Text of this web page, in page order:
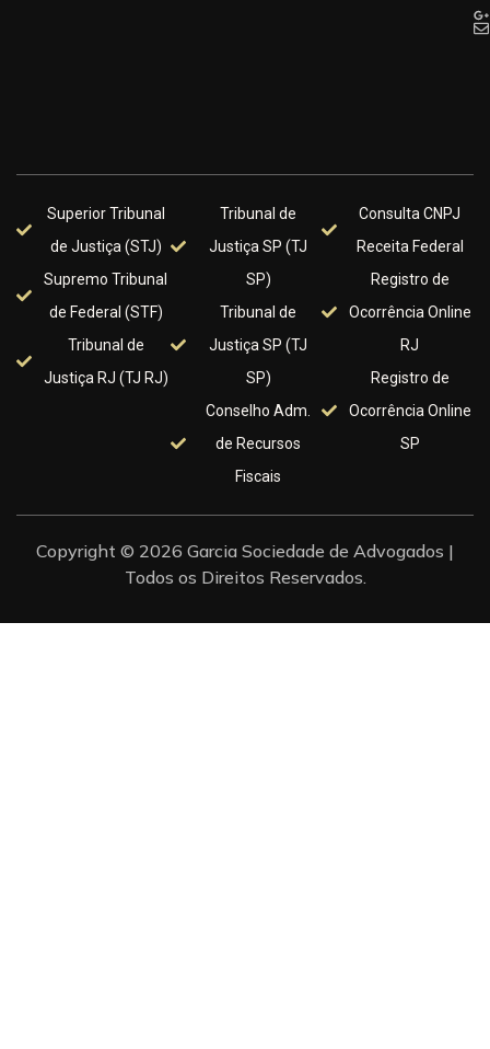
Superior Tribunal
de Justiça (STJ)
Supremo Tribunal
de Federal (STF)
Tribunal de
Justiça RJ (TJ RJ)
Tribunal de
Justiça SP (TJ
SP)
Tribunal de
Justiça SP (TJ
SP)
Conselho Adm.
de Recursos
Fiscais
Consulta CNPJ
Receita Federal
Registro de
Ocorrência Online
RJ
Registro de
Ocorrência Online
SP
Copyright © 2026 Garcia Sociedade de Advogados |
Todos os Direitos Reservados.